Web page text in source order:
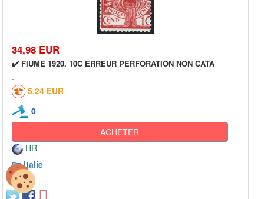
34,98 EUR
✔️ FIUME 1920. 10C ERREUR PERFORATION NON CATA
5,24 EUR
0
ACHETER
HR
Italie